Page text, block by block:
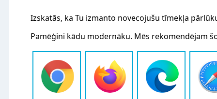
Izskatās, ka Tu izmanto novecojušu tīmekļa
Pamēģini kādu modernāku. Mēs rekomendējam